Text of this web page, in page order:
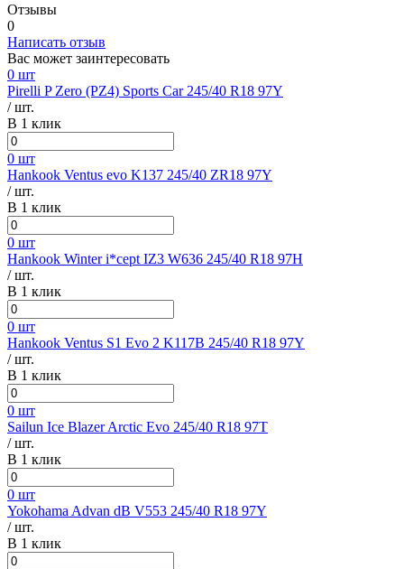
Отзывы
0
Написать отзыв
Вас может заинтересовать
0 шт
Pirelli P Zero (PZ4) Sports Car 245/40 R18 97Y
/ шт.
В 1 клик
0 шт
Hankook Ventus evo K137 245/40 ZR18 97Y
/ шт.
В 1 клик
0 шт
Hankook Winter i*cept IZ3 W636 245/40 R18 97H
/ шт.
В 1 клик
0 шт
Hankook Ventus S1 Evo 2 K117B 245/40 R18 97Y
/ шт.
В 1 клик
0 шт
Sailun Ice Blazer Arctic Evo 245/40 R18 97T
/ шт.
В 1 клик
0 шт
Yokohama Advan dB V553 245/40 R18 97Y
/ шт.
В 1 клик